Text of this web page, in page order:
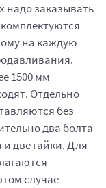
надо заказывать
на каждую
1500 мм
Отдельно
без
два болта
и две гайки. Для
случае